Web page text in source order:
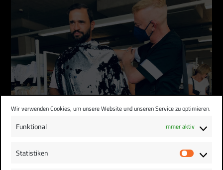
Wir verwenden Cookies, um unsere Website und unseren Service zu optimieren.
Funktional Immer aktiv
Statistiken
Des Kaisers neue Kleider – so fühlte ich mich